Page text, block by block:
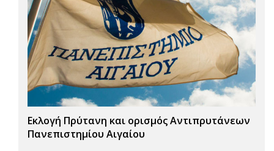
Εκλογή Πρύτανη και ορισμός Αντιπρυτάνεων
Πανεπιστημίου Αιγαίου